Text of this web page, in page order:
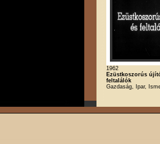
1962
Ezüstkoszorús
feltalálók
Gazdaság, Ipar,